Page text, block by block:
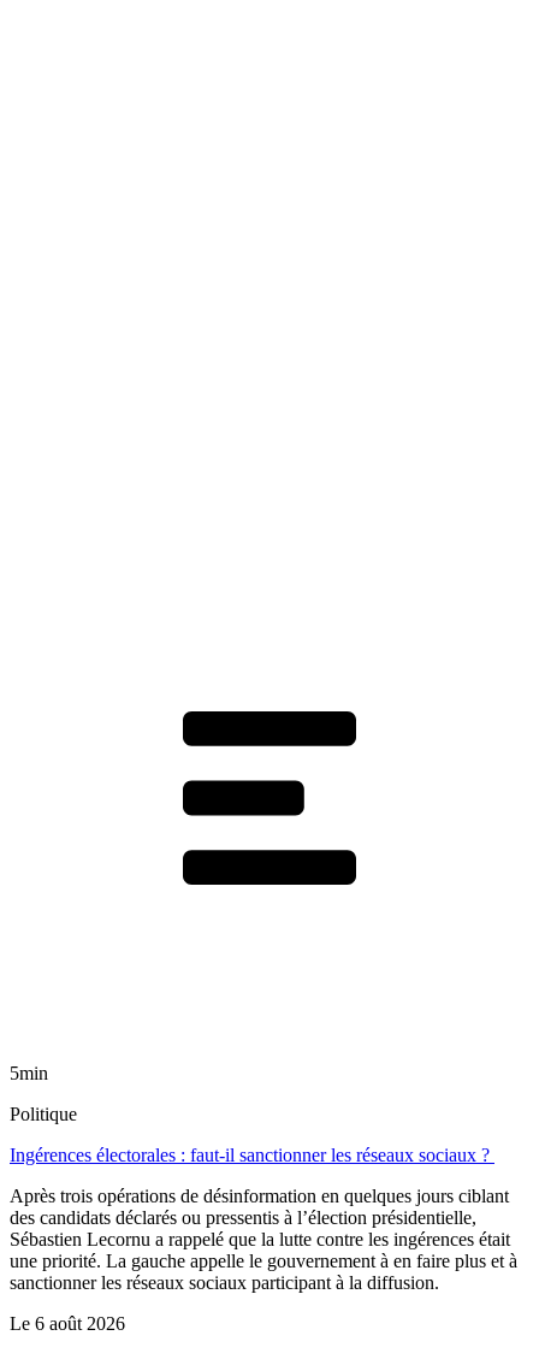
5min
Politique
Ingérences électorales : faut-il sanctionner les réseaux sociaux ?
Après trois opérations de désinformation en quelques jours ciblant
des candidats déclarés ou pressentis à l’élection présidentielle,
Sébastien Lecornu a rappelé que la lutte contre les ingérences était
une priorité. La gauche appelle le gouvernement à en faire plus et à
sanctionner les réseaux sociaux participant à la diffusion.
Le 6 août 2026